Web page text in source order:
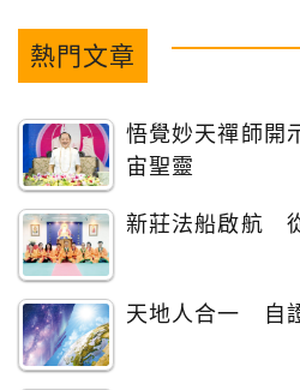
熱門文章
悟覺妙天禪師
宙聖靈
新莊法船啟航
天地人合一 自